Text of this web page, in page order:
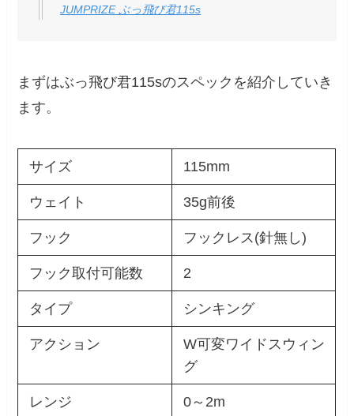
JUMPRIZE ぶっ飛び君115s
まずはぶっ飛び君115sのスペックを紹介していき
ます。
サイズ 115mm
ウェイト 35g前後
フック フックレス(針無し)
フック取付可能数 2
タイプ シンキング
アクション
W可変ワイドスウィン
グ
レンジ 0～2m